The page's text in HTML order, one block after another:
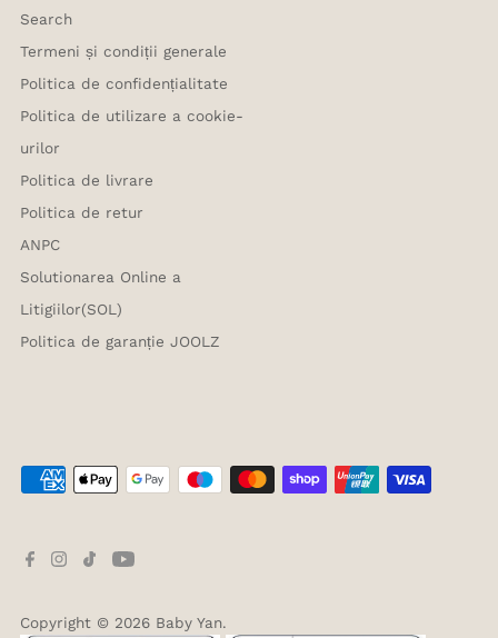
Search
Termeni și condiții generale
Politica de confidențialitate
Politica de utilizare a cookie-
urilor
Politica de livrare
Politica de retur
ANPC
Solutionarea Online a
Litigiilor(SOL)
Politica de garanție JOOLZ
Copyright © 2026 Baby Yan.